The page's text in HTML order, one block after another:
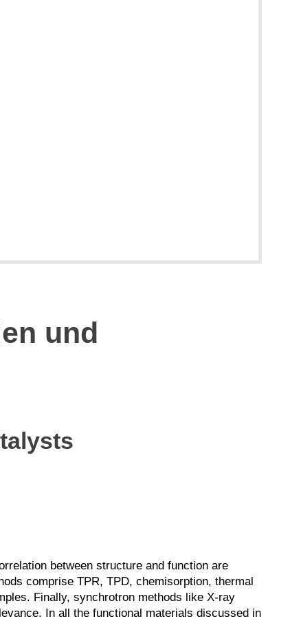
und
between structure and function are
comprise TPR, TPD, chemisorption, thermal
Finally, synchrotron methods like X-ray
In all the functional materials discussed in